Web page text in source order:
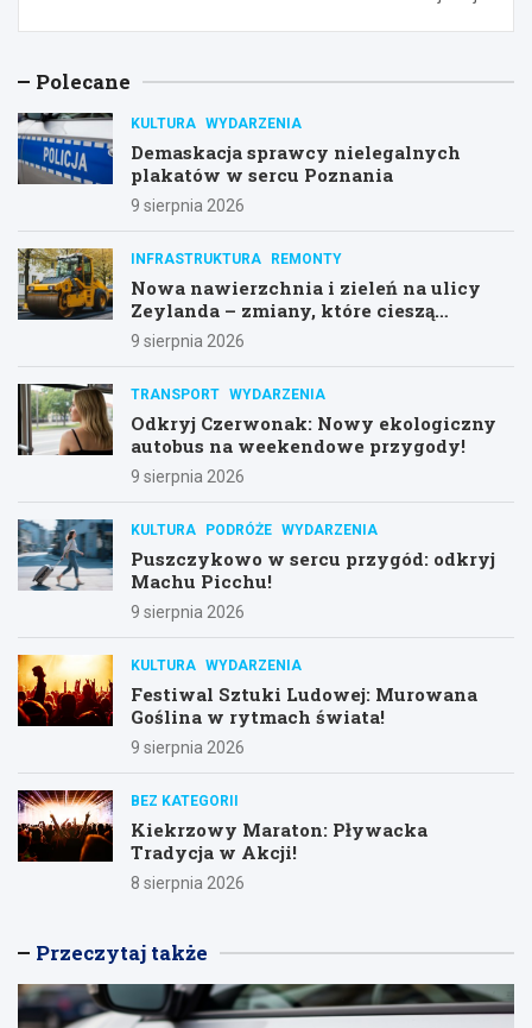
Polecane
KULTURA WYDARZENIA
Demaskacja sprawcy nielegalnych
plakatów w sercu Poznania
9 sierpnia 2026
INFRASTRUKTURA REMONTY
Nowa nawierzchnia i zieleń na ulicy
Zeylanda – zmiany, które cieszą
mieszkańców
9 sierpnia 2026
TRANSPORT WYDARZENIA
Odkryj Czerwonak: Nowy ekologiczny
autobus na weekendowe przygody!
9 sierpnia 2026
KULTURA PODRÓŻE WYDARZENIA
Puszczykowo w sercu przygód: odkryj
Machu Picchu!
9 sierpnia 2026
KULTURA WYDARZENIA
Festiwal Sztuki Ludowej: Murowana
Goślina w rytmach świata!
9 sierpnia 2026
BEZ KATEGORII
Kiekrzowy Maraton: Pływacka
Tradycja w Akcji!
8 sierpnia 2026
Przeczytaj także